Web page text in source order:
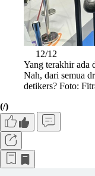
12/12
Yang terakhir ada
Nah, dari semua
detikers? Foto:
(/)